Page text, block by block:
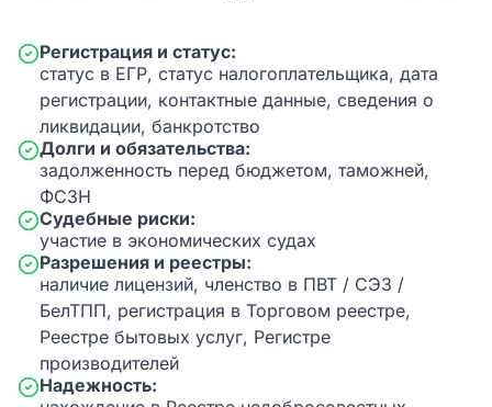
Регистрация и статус:
статус в ЕГР, статус налогоплательщика, дата
регистрации, контактные данные, сведения о
ликвидации, банкротство
Долги и обязательства:
задолженность перед бюджетом, таможней,
ФСЗН
Судебные риски:
участие в экономических судах
Разрешения и реестры:
наличие лицензий, членство в ПВТ / СЭЗ /
БелТПП, регистрация в Торговом реестре,
Реестре бытовых услуг, Регистре
производителей
Надежность: